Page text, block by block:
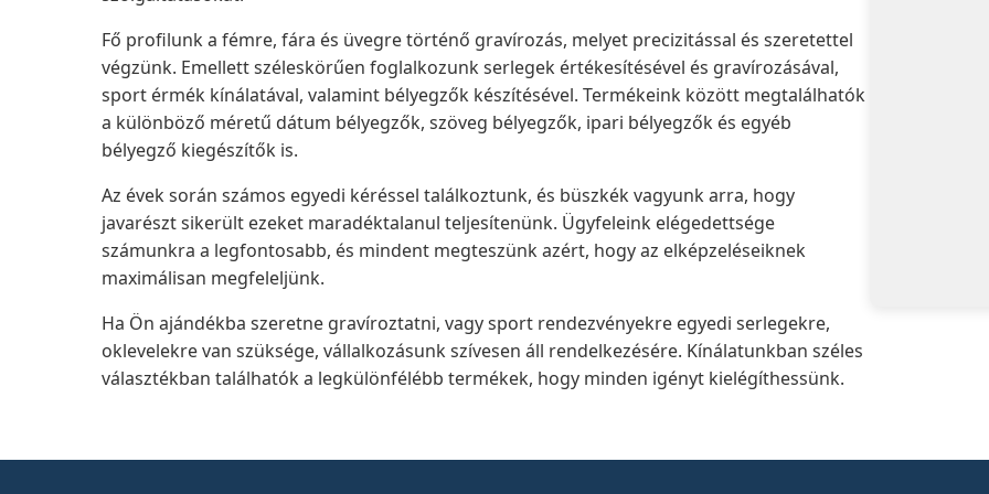
Fő profilunk a fémre, fára és üvegre történő gravírozás, melyet precizitással és szeretettel
végzünk. Emellett széleskörűen foglalkozunk serlegek értékesítésével és gravírozásával,
sport érmék kínálatával, valamint bélyegzők készítésével. Termékeink között megtalálhatók
a különböző méretű dátum bélyegzők, szöveg bélyegzők, ipari bélyegzők és egyéb
bélyegző kiegészítők is.
Az évek során számos egyedi kéréssel találkoztunk, és büszkék vagyunk arra, hogy
javarészt sikerült ezeket maradéktalanul teljesítenünk. Ügyfeleink elégedettsége
számunkra a legfontosabb, és mindent megteszünk azért, hogy az elképzeléseiknek
maximálisan megfeleljünk.
Ha Ön ajándékba szeretne gravíroztatni, vagy sport rendezvényekre egyedi serlegekre,
oklevelekre van szüksége, vállalkozásunk szívesen áll rendelkezésére. Kínálatunkban széles
választékban találhatók a legkülönfélébb termékek, hogy minden igényt kielégíthessünk.